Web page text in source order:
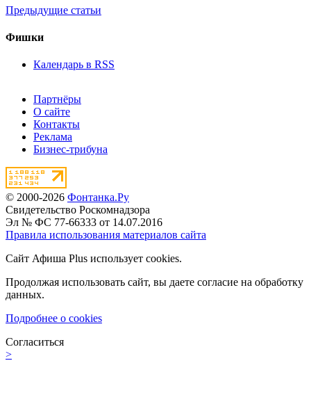
Предыдущие статьи
Фишки
Календарь в RSS
Партнёры
О сайте
Контакты
Реклама
Бизнес-трибуна
© 2000-2026 Фонтанка.Ру
Свидетельство Роскомнадзора
Эл № ФС 77-66333 от 14.07.2016
Правила использования материалов сайта
Сайт Афиша Plus использует cookies.
Продолжая использовать сайт, вы даете согласие на обработку
данных.
Подробнее о cookies
Согласиться
>